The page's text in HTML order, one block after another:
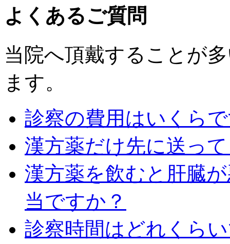
よくあるご質問
当院へ頂戴することが
ます。
診察の費用はいくら
漢方薬だけ先に送っ
漢方薬を飲むと肝臓
当ですか？
診察時間はどれくら